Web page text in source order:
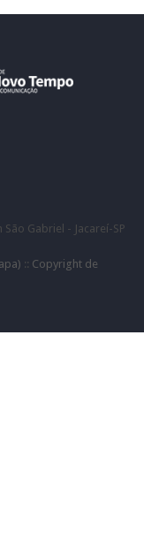
São Gabriel - Jacareí-SP
:: Copyright de